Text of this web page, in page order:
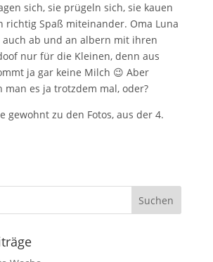
sich, sie prügeln sich, sie kauen
richtig Spaß miteinander. Oma Luna
ab und an albern mit ihren
nur für die Kleinen, denn aus
ja gar keine Milch 😉 Aber
man es ja trotzdem mal, oder?
gewohnt zu den Fotos, aus der 4.